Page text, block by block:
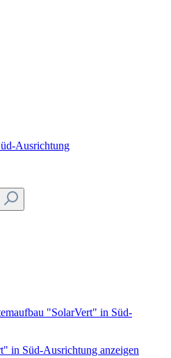
Ausrichtung
"SolarVert" in Süd-
in Süd-Ausrichtung anzeigen